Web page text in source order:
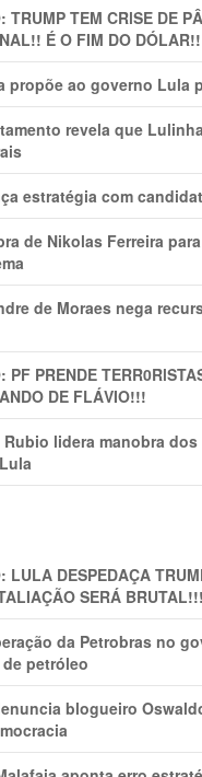
TRUMP TEM CRlSE DE
É O FIM DO
propõe ao governo Lula
revela que
estratégia com
de Nikolas Ferreira
de Moraes nega
PF PRENDE
DE FLÁVIO!!!
Rubio lidera manobra
LULA DESPEDAÇA
SERÁ BRUTAL!!!
da Petrobras no
petróleo
blogueiro